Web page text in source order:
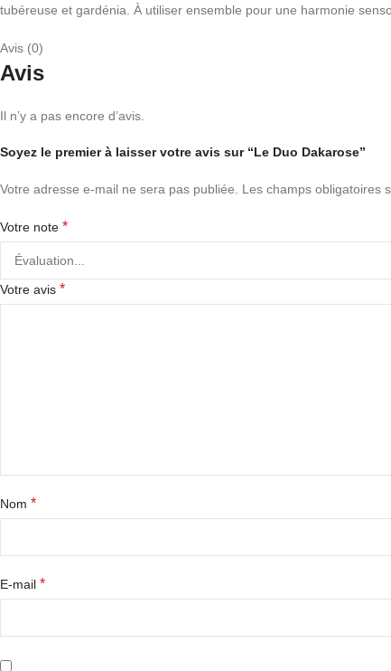
tubéreuse et gardénia. À utiliser ensemble pour une harmonie
Avis (0)
Avis
Il n’y a pas encore d’avis.
Soyez le premier à laisser votre avis sur “Le Duo Dakarose”
Votre adresse e-mail ne sera pas publiée. Les champs obligatoires
Votre note *
Votre avis *
Nom *
E-mail *